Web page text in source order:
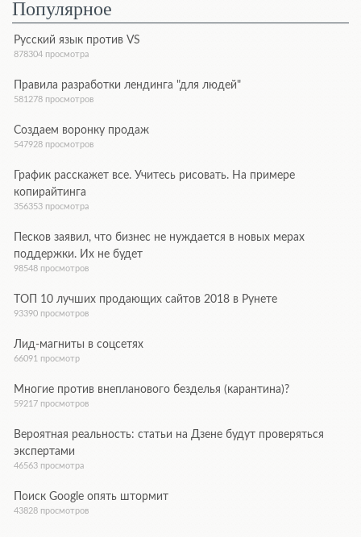
Популярное
Русский язык против VS
878304 просмотра
Правила разработки лендинга "для людей"
581278 просмотров
Создаем воронку продаж
547928 просмотров
График расскажет все. Учитесь рисовать. На примере
копирайтинга
356353 просмотра
Песков заявил, что бизнес не нуждается в новых мерах
поддержки. Их не будет
98548 просмотров
ТОП 10 лучших продающих сайтов 2018 в Рунете
93390 просмотров
Лид-магниты в соцсетях
66091 просмотр
Многие против внепланового безделья (карантина)?
59217 просмотров
Вероятная реальность: статьи на Дзене будут проверяться
экспертами
46563 просмотра
Поиск Google опять штормит
43828 просмотров